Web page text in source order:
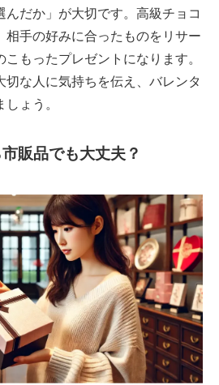
んだか」が大切です。高級チョコ
相手の好みに合ったものをリサー
もったプレゼントになります。
切な人に気持ちを伝え、バレンタ
ょう。
販品でも大丈夫？